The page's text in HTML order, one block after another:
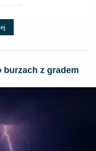
wytch...
burzach z gradem